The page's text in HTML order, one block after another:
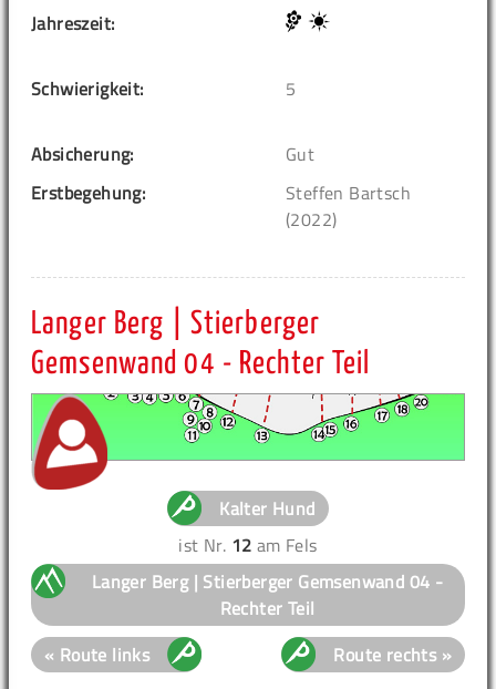
Jahreszeit:
Schwierigkeit: 5
Absicherung:
Gut
Erstbegehung:
Steffen Bartsch
(2022)
Langer Berg | Stierberger
Gemsenwand 04 - Rechter Teil
Kalter Hund
ist Nr. 12 am Fels
Langer Berg | Stierberger Gemsenwand 04 -
Rechter Teil
« Route links
Route rechts »